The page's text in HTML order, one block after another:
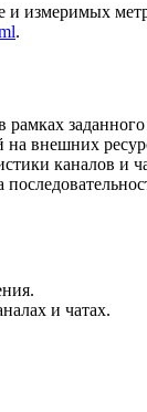
и измеримых
.
внешних
каналов
и чатах.